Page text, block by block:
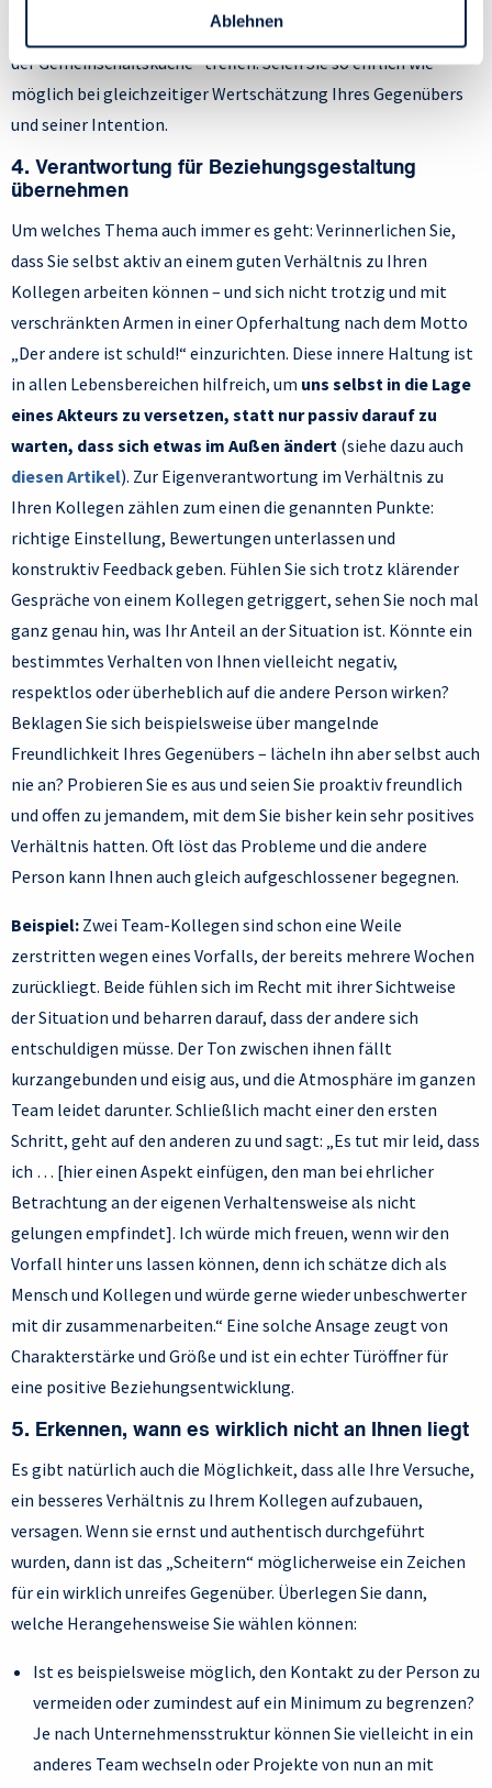
Ablehnen
vorschlagen, sich nur auszutauschen, wenn Sie sich „zufällig in
der Gemeinschaftsküche“ treffen. Seien Sie so ehrlich wie
möglich bei gleichzeitiger Wertschätzung Ihres Gegenübers
und seiner Intention.
4. Verantwortung für Beziehungsgestaltung
übernehmen
Um welches Thema auch immer es geht: Verinnerlichen Sie,
dass Sie selbst aktiv an einem guten Verhältnis zu Ihren
Kollegen arbeiten können – und sich nicht trotzig und mit
verschränkten Armen in einer Opferhaltung nach dem Motto
„Der andere ist schuld!“ einzurichten. Diese innere Haltung ist
in allen Lebensbereichen hilfreich, um uns selbst in die Lage
eines Akteurs zu versetzen, statt nur passiv darauf zu
warten, dass sich etwas im Außen ändert (siehe dazu auch
diesen Artikel). Zur Eigenverantwortung im Verhältnis zu
Ihren Kollegen zählen zum einen die genannten Punkte:
richtige Einstellung, Bewertungen unterlassen und
konstruktiv Feedback geben. Fühlen Sie sich trotz klärender
Gespräche von einem Kollegen getriggert, sehen Sie noch mal
ganz genau hin, was Ihr Anteil an der Situation ist. Könnte ein
bestimmtes Verhalten von Ihnen vielleicht negativ,
respektlos oder überheblich auf die andere Person wirken?
Beklagen Sie sich beispielsweise über mangelnde
Freundlichkeit Ihres Gegenübers – lächeln ihn aber selbst auch
nie an? Probieren Sie es aus und seien Sie proaktiv freundlich
und offen zu jemandem, mit dem Sie bisher kein sehr positives
Verhältnis hatten. Oft löst das Probleme und die andere
Person kann Ihnen auch gleich aufgeschlossener begegnen.
Beispiel: Zwei Team-Kollegen sind schon eine Weile
zerstritten wegen eines Vorfalls, der bereits mehrere Wochen
zurückliegt. Beide fühlen sich im Recht mit ihrer Sichtweise
der Situation und beharren darauf, dass der andere sich
entschuldigen müsse. Der Ton zwischen ihnen fällt
kurzangebunden und eisig aus, und die Atmosphäre im ganzen
Team leidet darunter. Schließlich macht einer den ersten
Schritt, geht auf den anderen zu und sagt: „Es tut mir leid, dass
ich … [hier einen Aspekt einfügen, den man bei ehrlicher
Betrachtung an der eigenen Verhaltensweise als nicht
gelungen empfindet]. Ich würde mich freuen, wenn wir den
Vorfall hinter uns lassen können, denn ich schätze dich als
Mensch und Kollegen und würde gerne wieder unbeschwerter
mit dir zusammenarbeiten.“ Eine solche Ansage zeugt von
Charakterstärke und Größe und ist ein echter Türöffner für
eine positive Beziehungsentwicklung.
5. Erkennen, wann es wirklich nicht an Ihnen liegt
Es gibt natürlich auch die Möglichkeit, dass alle Ihre Versuche,
ein besseres Verhältnis zu Ihrem Kollegen aufzubauen,
versagen. Wenn sie ernst und authentisch durchgeführt
wurden, dann ist das „Scheitern“ möglicherweise ein Zeichen
für ein wirklich unreifes Gegenüber. Überlegen Sie dann,
welche Herangehensweise Sie wählen können:
Ist es beispielsweise möglich, den Kontakt zu der Person zu
vermeiden oder zumindest auf ein Minimum zu begrenzen?
Je nach Unternehmensstruktur können Sie vielleicht in ein
anderes Team wechseln oder Projekte von nun an mit